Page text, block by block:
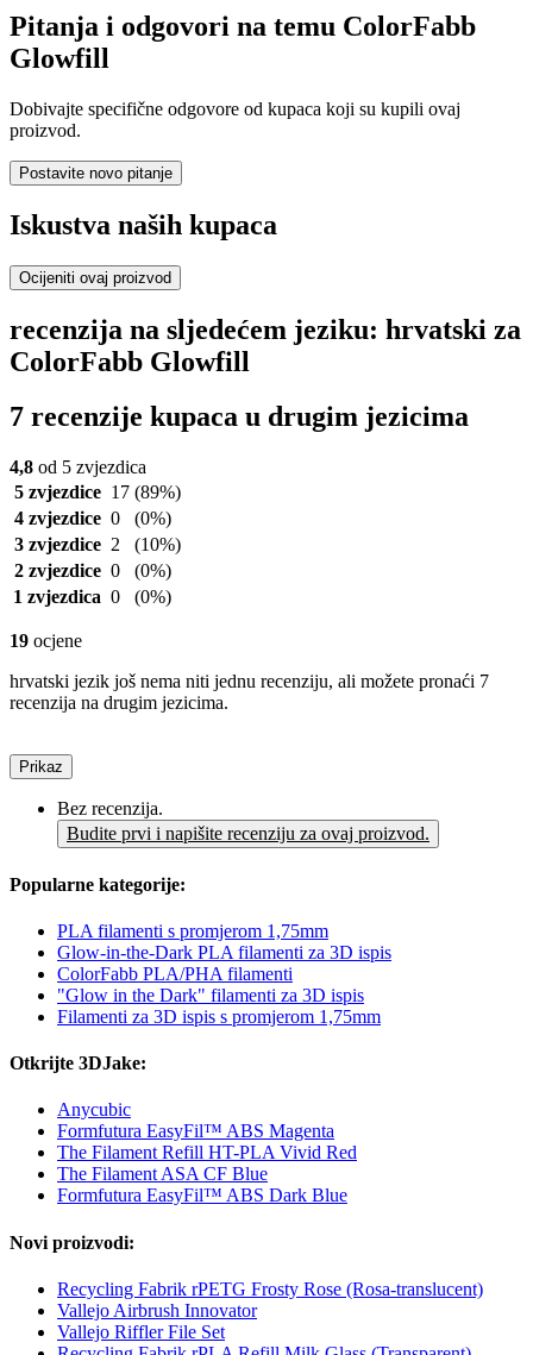
Pitanja i odgovori na temu ColorFabb
Glowfill
Dobivajte specifične odgovore od kupaca koji su kupili ovaj
proizvod.
Postavite novo pitanje
Iskustva naših kupaca
Ocijeniti ovaj proizvod
recenzija na sljedećem jeziku: hrvatski za
ColorFabb Glowfill
7 recenzije kupaca u drugim jezicima
4,8 od 5 zvjezdica
5 zvjezdice 17 (89%)
4 zvjezdice 0
(0%)
3 zvjezdice 2
(10%)
2 zvjezdice 0
(0%)
1 zvjezdica 0 (0%)
19 ocjene
hrvatski jezik još nema niti jednu recenziju, ali možete pronaći 7
recenzija na drugim jezicima.
Prikaz
Bez recenzija.
Budite prvi i napišite recenziju za ovaj proizvod.
Popularne kategorije:
PLA filamenti s promjerom 1,75mm
Glow-in-the-Dark PLA filamenti za 3D ispis
ColorFabb PLA/PHA filamenti
"Glow in the Dark" filamenti za 3D ispis
Filamenti za 3D ispis s promjerom 1,75mm
Otkrijte 3DJake:
Anycubic
Formfutura EasyFil™ ABS Magenta
The Filament Refill HT-PLA Vivid Red
The Filament ASA CF Blue
Formfutura EasyFil™ ABS Dark Blue
Novi proizvodi:
Recycling Fabrik rPETG Frosty Rose (Rosa-translucent)
Vallejo Airbrush Innovator
Vallejo Riffler File Set